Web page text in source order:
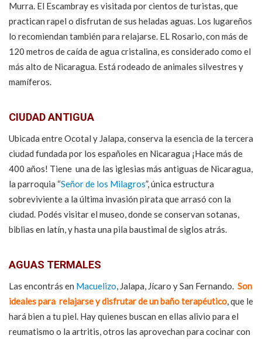
Murra. El Escambray es visitada por cientos de turistas, que
practican rapel o disfrutan de sus heladas aguas. Los lugareños
lo recomiendan también para relajarse. EL Rosario, con más de
120 metros de caída de agua cristalina, es considerado como el
más alto de Nicaragua. Está rodeado de animales silvestres y
mamíferos.
CIUDAD ANTIGUA
Ubicada entre Ocotal y Jalapa, conserva la esencia de la tercera
ciudad fundada por los españoles en Nicaragua ¡Hace más de
400 años! Tiene una de las iglesias más antiguas de Nicaragua,
la parroquia “Señor de los Milagros”, única estructura
sobreviviente a la última invasión pirata que arrasó con la
ciudad. Podés visitar el museo, donde se conservan sotanas,
biblias en latín, y hasta una pila baustimal de siglos atrás.
AGUAS TERMALES
Las encontrás en Macuelizo, Jalapa, Jícaro y San Fernando. Son
ideales para relajarse y disfrutar de un baño terapéutico, que le
hará bien a tu piel. Hay quienes buscan en ellas alivio para el
reumatismo o la artritis, otros las aprovechan para cocinar con